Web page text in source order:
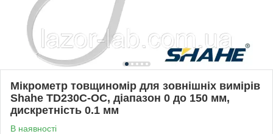
Мікрометр товщиномір для зовнішніх вимірів
Shahe TD230C-ОС, діапазон 0 до 150 мм,
дискретність 0.1 мм
В наявності